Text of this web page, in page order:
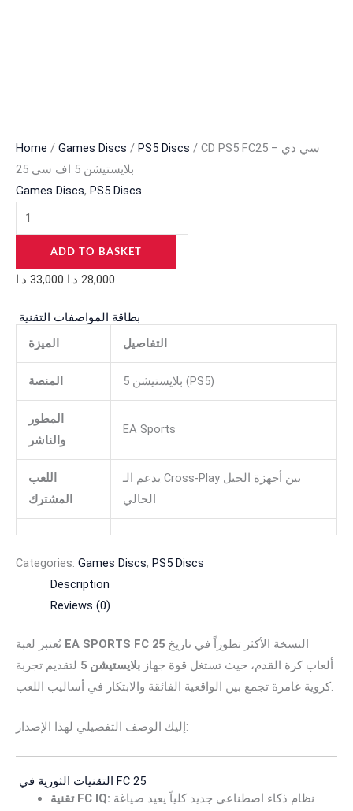
Home / Games Discs / PS5 Discs / CD PS5 FC25 – سي دي
بلايستيشن 5 اف سي 25
Games Discs, PS5 Discs
ADD TO BASKET
33,000 د.ا 28,000 د.ا
بطاقة المواصفات التقنية
الميزة
التفاصيل
المنصة بلايستيشن 5 (PS5)
المطور
والناشر
EA Sports
اللعب
المشترك
يدعم الـ Cross-Play بين أجهزة الجيل
الحالي
Categories: Games Discs, PS5 Discs
Description
Reviews (0)
EA SPORTS FC 25
ألعاب كرة القدم، حيث تستغل قوة جهاز بلايستيشن 5
لتقديم تجربة
كروية غامرة تجمع بين الواقعية الفائقة والابتكار في أساليب اللعب.
إليك الوصف التفصيلي لهذا الإصدار:
التقنيات الثورية في FC 25
تقنية FC IQ: